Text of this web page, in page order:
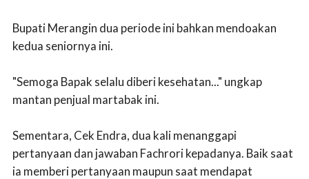
Bupati Merangin dua periode ini bahkan mendoakan
kedua seniornya ini.
"Semoga Bapak selalu diberi kesehatan..." ungkap
mantan penjual martabak ini.
Sementara, Cek Endra, dua kali menanggapi
pertanyaan dan jawaban Fachrori kepadanya. Baik saat
ia memberi pertanyaan maupun saat mendapat